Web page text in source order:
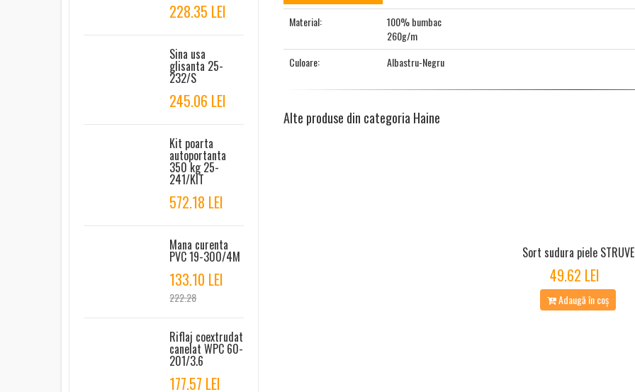
Material:
100% bumbac
260g/m
Culoare:
Albastru-Negru
Alte produse din categoria Haine
Sort sudura piele STRUVE
49.62 LEI
Adaugă în coș
228.35 LEI
Sina usa
glisanta 25-
232/S
245.06 LEI
Kit poarta
autoportanta
350 kg 25-
241/KIT
572.18 LEI
Mana curenta
PVC 19-300/4M
133.10 LEI
222.28
Riflaj coextrudat
canelat WPC 60-
201/3.6
177.57 LEI